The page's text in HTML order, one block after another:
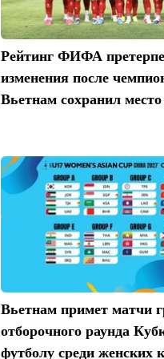
Рейтинг ФИФА
изменения после
Вьетнам сохранил
Вьетнам примет матчи
отборочного раунда
футболу среди женских